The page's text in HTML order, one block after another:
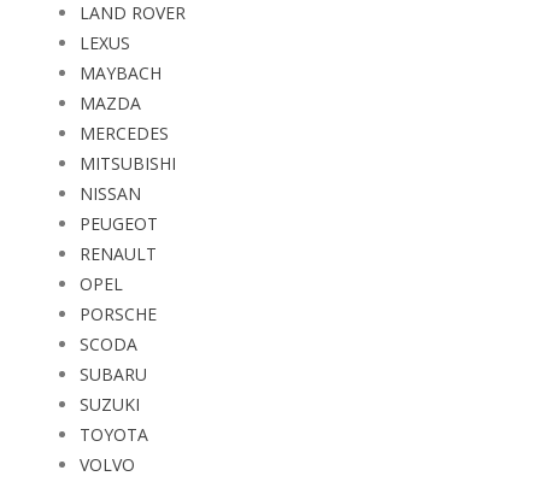
LAND ROVER
LEXUS
MAYBACH
MAZDA
MERCEDES
MITSUBISHI
NISSAN
PEUGEOT
RENAULT
OPEL
PORSCHE
SCODA
SUBARU
SUZUKI
TOYOTA
VOLVO